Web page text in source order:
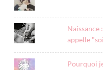
Naissance
appelle
Pourquoi